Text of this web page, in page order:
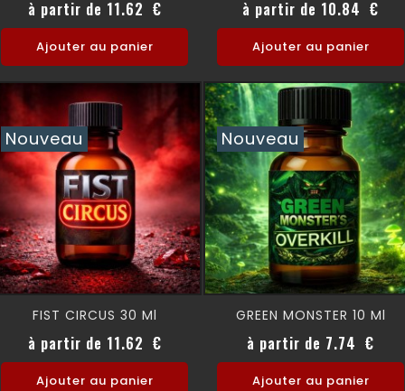
à partir de 11.62 €Prix
Ajouter au panier
à partir de 10.84 €
Ajouter au panier
Nouveau
FIST CIRCUS 30 Ml
à partir de 11.62 €Prix
Ajouter au panier
Nouveau
GREEN MONSTER 10 Ml
à partir de 7.74 €
Ajouter au panier